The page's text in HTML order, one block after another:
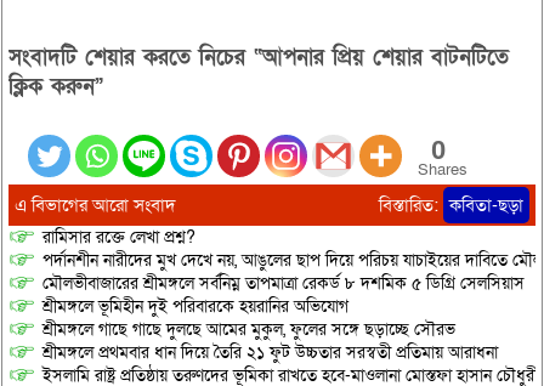
সংবাদটি শেয়ার করতে নিচের “আপনার প্রিয় শেয়ার বাটনটিতে
ক্লিক করুন”
0
Shares
এ বিভাগের আরো সংবাদ বিস্তারিত: কবিতা-ছড়া
রামিসার রক্তে লেখা প্রশ্ন?
পর্দানশীন নারীদের মুখ দেখে নয়, আঙুলের ছাপ দিয়ে পরিচয় যাচাইয়ের দাবিতে
মৌলভীবাজারের শ্রীমঙ্গলে সর্বনিম্ন তাপমাত্রা রেকর্ড ৮ দশমিক ৫ ডিগ্রি সেলসিয়াস
শ্রীমঙ্গলে ভূমিহীন দুই পরিবারকে হয়রানির অভিযোগ
শ্রীমঙ্গলে গাছে গাছে দুলছে আমের মুকুল, ফুলের সঙ্গে ছড়াচ্ছে সৌরভ
শ্রীমঙ্গলে প্রথমবার ধান দিয়ে তৈরি ২১ ফুট উচ্চতার সরস্বতী প্রতিমায় আরাধনা
ইসলামি রাষ্ট্র প্রতিষ্ঠায় তরুণদের ভূমিকা রাখতে হবে-মাওলানা মোস্তফা হাসান